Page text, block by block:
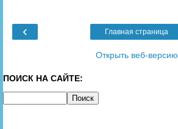
‹ Главная страница
Открыть веб-версию
ПОИСК НА САЙТЕ: